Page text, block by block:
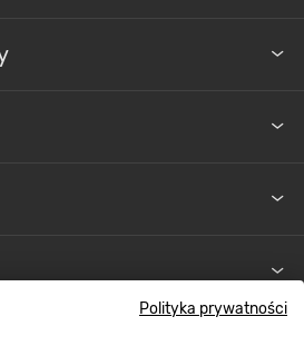
Polityka prywatności